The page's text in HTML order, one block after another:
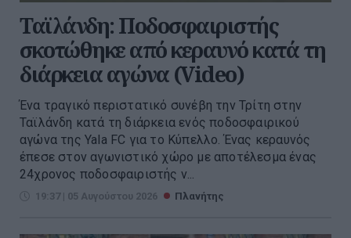
Ταϊλάνδη: Ποδοσφαιριστής
σκοτώθηκε από κεραυνό κατά τη
διάρκεια αγώνα (Video)
Ένα τραγικό περιστατικό συνέβη την Τρίτη στην
Ταϊλάνδη κατά τη διάρκεια ενός ποδοσφαιρικού
αγώνα της Yala FC για το Κύπελλο. Ένας κεραυνός
έπεσε στον αγωνιστικό χώρο με αποτέλεσμα ένας
24χρονος ποδοσφαιριστής ν...
19:37 | 05 Αυγούστου 2026 Πλανήτης